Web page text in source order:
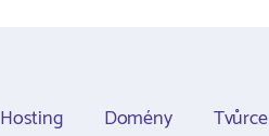
Hosting Domény Tvůrce